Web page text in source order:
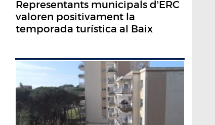
Representants municipals d'ERC
valoren positivament la
temporada turística al Baix